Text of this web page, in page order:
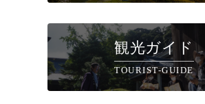
観光ガイド
TOURIST-GUIDE